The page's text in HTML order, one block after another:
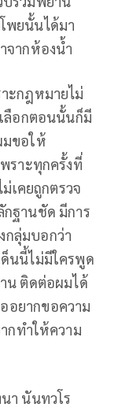
พยนั้นได้มา
จากห้องน้ำ
ะกฎหมายไม่
ลือกตอนนั้นก็มี
มขอให้
ราะทุกครั้งที่
เคยถูกตรวจ
ฐานชัด มีการ
ลุ่มบอกว่า
นนี้ไม่มีใครพูด
น ติดต่อผมได้
อยากขอความ
กทำให้ความ
า นันทวโร